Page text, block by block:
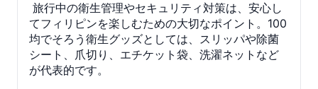
旅行中の衛生管理やセキュリティ対策は、安心し
てフィリピンを楽しむための大切なポイント。100
均でそろう衛生グッズとしては、スリッパや除菌
シート、爪切り、エチケット袋、洗濯ネットなど
が代表的です。